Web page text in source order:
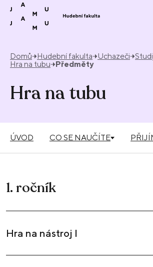
Přeskočit na obsah
Domů Hudební fakulta Uchazeči
Hra na tubu
Předměty
Hra na tubu
ÚVOD CO SE NAUČÍTE
1. ročník
Hra na nástroj I